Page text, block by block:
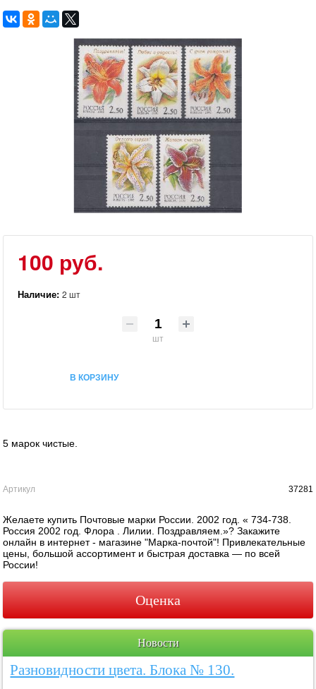
100 руб.
Наличие:2 шт
шт
В КОРЗИНУ
5 марок чистые.
Артикул 37281
Желаете купить Почтовые марки России. 2002 год. « 734-738.
Россия 2002 год. Флора . Лилии. Поздравляем.»? Закажите
онлайн в интернет - магазине "Марка-почтой"! Привлекательные
цены, большой ассортимент и быстрая доставка — по всей
России!
Оценка
Новости
Разновидности цвета. Блока № 130.